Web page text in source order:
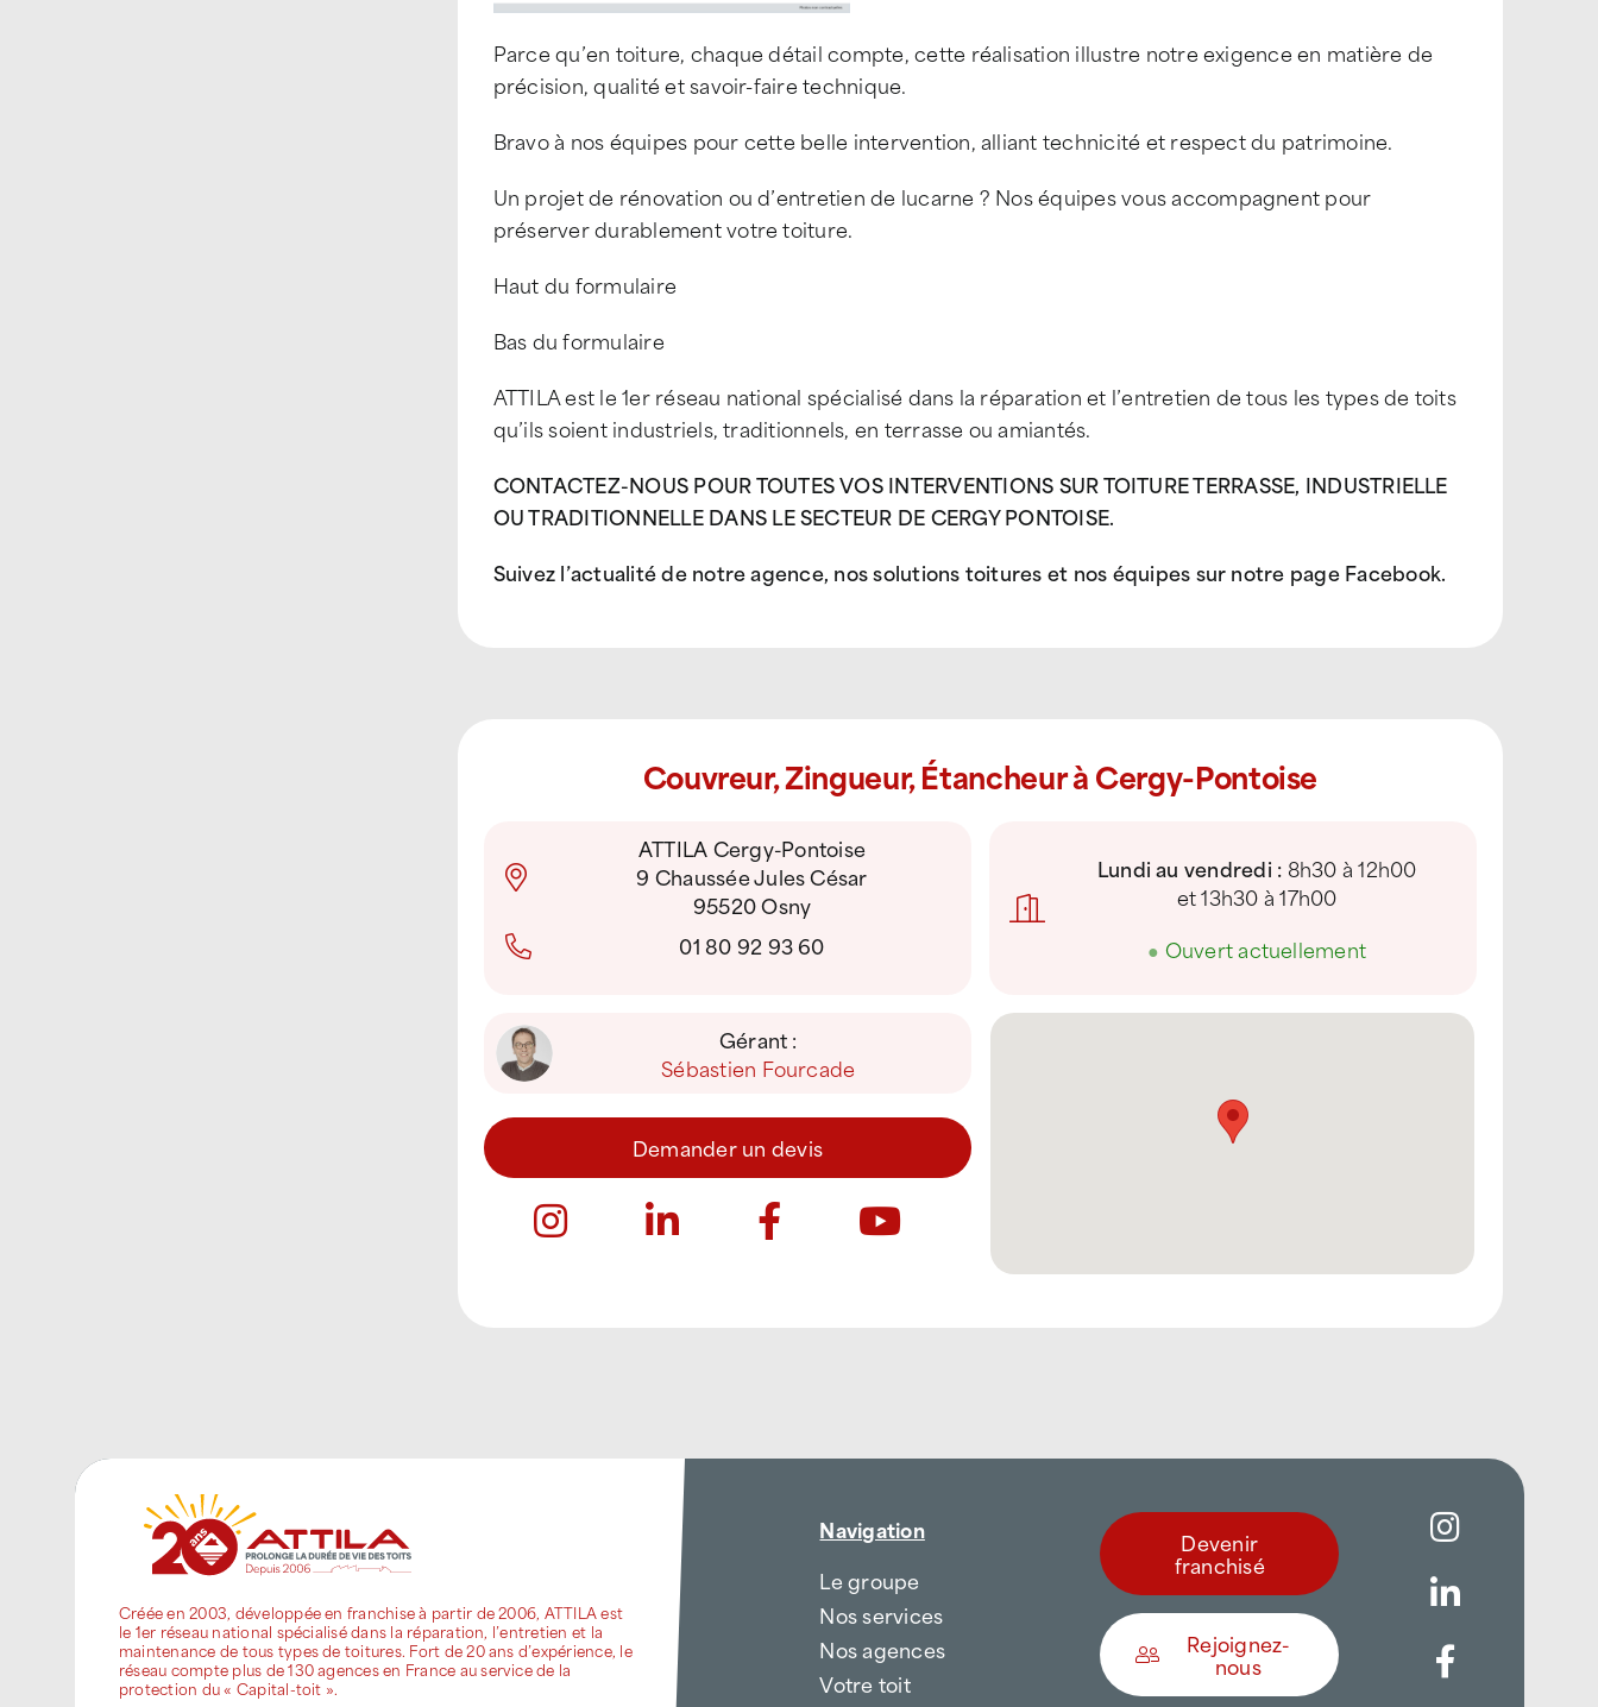
Parce qu’en toiture, chaque détail compte, cette réalisation illustre notre exigence en matière de
précision, qualité et savoir-faire technique.
Bravo à nos équipes pour cette belle intervention, alliant technicité et respect du patrimoine.
Un projet de rénovation ou d’entretien de lucarne ? Nos équipes vous accompagnent pour
préserver durablement votre toiture.
Haut du formulaire
Bas du formulaire
ATTILA est le 1er réseau national spécialisé dans la réparation et l’entretien de tous les types de toits
qu’ils soient industriels, traditionnels, en terrasse ou amiantés.
CONTACTEZ-NOUS POUR TOUTES VOS INTERVENTIONS SUR TOITURE TERRASSE, INDUSTRIELLE
OU TRADITIONNELLE DANS LE SECTEUR DE CERGY PONTOISE.
Suivez l’actualité de notre agence, nos solutions toitures et nos équipes sur notre page Facebook.
Couvreur, Zingueur, Étancheur à Cergy-Pontoise
ATTILA Cergy-Pontoise
9 Chaussée Jules César
95520 Osny
01 80 92 93 60
Lundi au vendredi : 8h30 à 12h00
et 13h30 à 17h00
● Ouvert actuellement
Gérant :
Sébastien Fourcade
Demander un devis
Créée en 2003, développée en franchise à partir de 2006, ATTILA est
le 1er réseau national spécialisé dans la réparation, l’entretien et la
maintenance de tous types de toitures. Fort de 20 ans d’expérience, le
réseau compte plus de 130 agences en France au service de la
protection du « Capital-toit ».
Navigation
Le groupe
Nos services
Nos agences
Votre toit
Devenir
franchisé
Rejoignez-
nous